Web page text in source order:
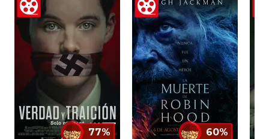
77% 60%